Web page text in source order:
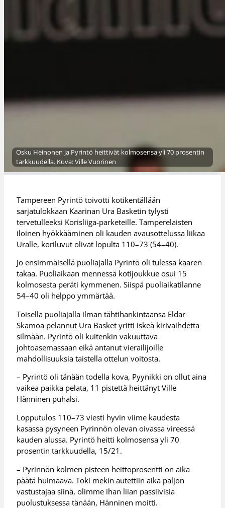
Osku Heinonen ja Pyrintö heittivät kolmosensa yli 70 prosentin
tarkkuudella. Kuva: Ville Vuorinen
Tampereen Pyrintö toivotti kotikentällään
sarjatulokkaan Kaarinan Ura Basketin tylysti
tervetulleeksi Korisliiga-parketeille. Tamperelaisten
iloinen hyökkääminen oli kauden avausottelussa liikaa
Uralle, koriluvut olivat lopulta 110–73 (54–40).
Jo ensimmäisellä puoliajalla Pyrintö oli tulessa kaaren
takaa. Puoliaikaan mennessä kotijoukkue osui 15
kolmosesta peräti kymmenen. Siispä puoliaikatilanne
54–40 oli helppo ymmärtää.
Toisella puoliajalla ilman tähtihankintaansa Eldar
Skamoa pelannut Ura Basket yritti iskeä kirivaihdetta
silmään. Pyrintö oli kuitenkin vakuuttava
johtoasemassaan eikä antanut vierailijoille
mahdollisuuksia taistella ottelun voitosta.
– Pyrintö oli tänään todella kova, Pyynikki on ollut aina
vaikea paikka pelata, 11 pistettä heittänyt Ville
Hänninen puhalsi.
Lopputulos 110–73 viesti hyvin viime kaudesta
kasassa pysyneen Pyrinnön olevan oivassa vireessä
kauden alussa. Pyrintö heitti kolmosensa yli 70
prosentin tarkkuudella, 15/21.
– Pyrinnön kolmen pisteen heittoprosentti on aika
päätä huimaava. Toki mekin autettiin aika paljon
vastustajaa siinä, olimme ihan liian passiivisia
puolustuksessa tänään, Hänninen moitti.